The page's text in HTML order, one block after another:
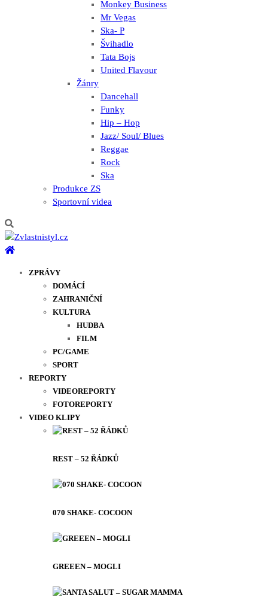
Monkey Business
Mr Vegas
Ska- P
Švihadlo
Tata Bojs
United Flavour
Žánry
Dancehall
Funky
Hip – Hop
Jazz/ Soul/ Blues
Reggae
Rock
Ska
Produkce ZS
Sportovní videa
ZPRÁVY
DOMÁCÍ
ZAHRANIČNÍ
KULTURA
HUDBA
FILM
PC/GAME
SPORT
REPORTY
VIDEOREPORTY
FOTOREPORTY
VIDEO KLIPY
REST – 52 ŘÁDKŮ
070 SHAKE- COCOON
GREEEN – MOGLI